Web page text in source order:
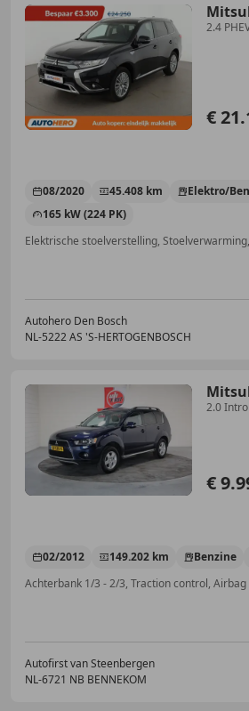
2.4
€
08/2020 45.408 km
Elektro/
165 kW (224 PK)
Autohero Den Bosch
NL-5222 AS 'S-HERTOGENBOSCH
2.0
€
02/2012 149.202 km Benzine
Autofirst van Steenbergen
NL-6721 NB BENNEKOM